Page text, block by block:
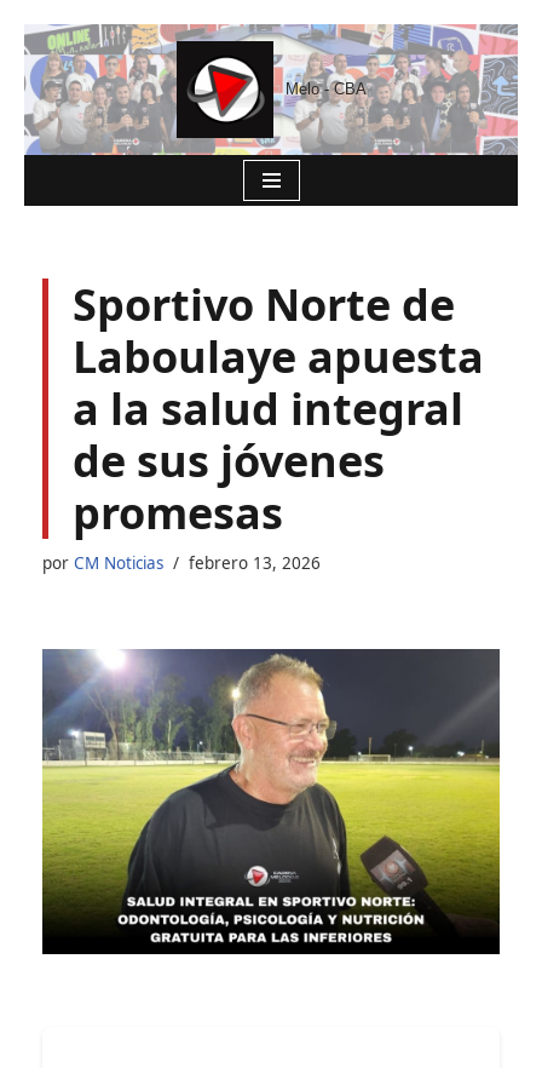
Saltar
al
contenido
Melo - CBA
Sportivo Norte de
Laboulaye apuesta
a la salud integral
de sus jóvenes
promesas
por CM Noticias febrero 13, 2026